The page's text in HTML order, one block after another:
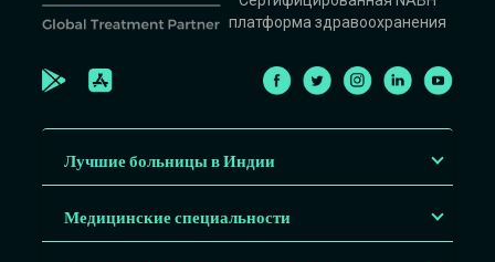
платформа здравоохранения
Лучшие больницы в Индии
Медицинские специальности